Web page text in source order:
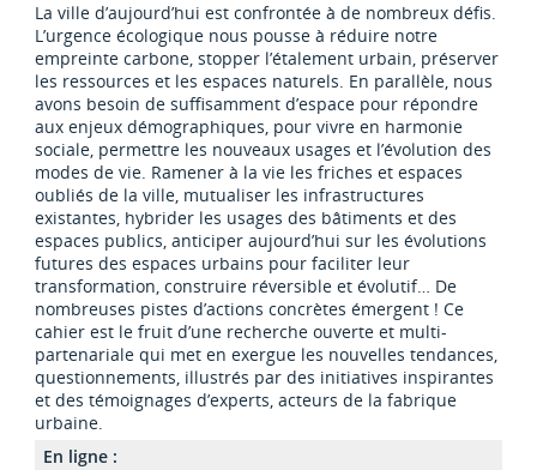
La ville d’aujourd’hui est confrontée à de nombreux défis.
L’urgence écologique nous pousse à réduire notre
empreinte carbone, stopper l’étalement urbain, préserver
les ressources et les espaces naturels. En parallèle, nous
avons besoin de suffisamment d’espace pour répondre
aux enjeux démographiques, pour vivre en harmonie
sociale, permettre les nouveaux usages et l’évolution des
modes de vie. Ramener à la vie les friches et espaces
oubliés de la ville, mutualiser les infrastructures
existantes, hybrider les usages des bâtiments et des
espaces publics, anticiper aujourd’hui sur les évolutions
futures des espaces urbains pour faciliter leur
transformation, construire réversible et évolutif… De
nombreuses pistes d’actions concrètes émergent ! Ce
cahier est le fruit d’une recherche ouverte et multi-
partenariale qui met en exergue les nouvelles tendances,
questionnements, illustrés par des initiatives inspirantes
et des témoignages d’experts, acteurs de la fabrique
urbaine.
En ligne :